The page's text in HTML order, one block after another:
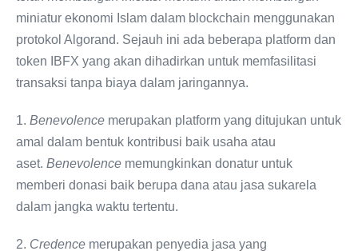
miniatur ekonomi Islam dalam blockchain menggunakan
protokol Algorand. Sejauh ini ada beberapa platform dan
token IBFX yang akan dihadirkan untuk memfasilitasi
transaksi tanpa biaya dalam jaringannya.
1. Benevolence merupakan platform yang ditujukan untuk
amal dalam bentuk kontribusi baik usaha atau
aset. Benevolence memungkinkan donatur untuk
memberi donasi baik berupa dana atau jasa sukarela
dalam jangka waktu tertentu.
2. Credence merupakan penyedia jasa yang